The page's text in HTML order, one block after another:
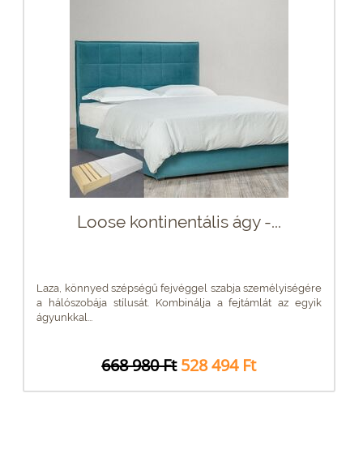
Loose kontinentális ágy -...
Laza, könnyed szépségű fejvéggel szabja személyiségére
a hálószobája stílusát. Kombinálja a fejtámlát az egyik
ágyunkkal...
668 980 Ft 528 494 Ft